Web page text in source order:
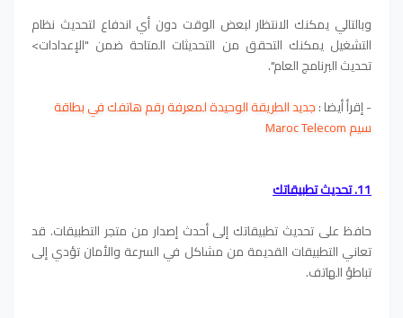
وبالتالي يمكنك الانتظار لبعض الوقت دون أي اندفاع لتحديث نظام
التشغيليمكنك التحقق من التحديثات المتاحة ضمن "الإعدادات>
تحديث البرنامج العام".
- إقرأ أيضا :جديد الطريقة الوحيدة لمعرفة رقم هاتفك في بطاقة
سيم Maroc Telecom
11. تحديث تطبيقاتك
حافظ على تحديث تطبيقاتك إلى أحدث إصدار من متجر التطبيقات. قد
تعاني التطبيقات القديمة من مشاكل في السرعة والأمان تؤدي إلى
تباطؤ الهاتف.